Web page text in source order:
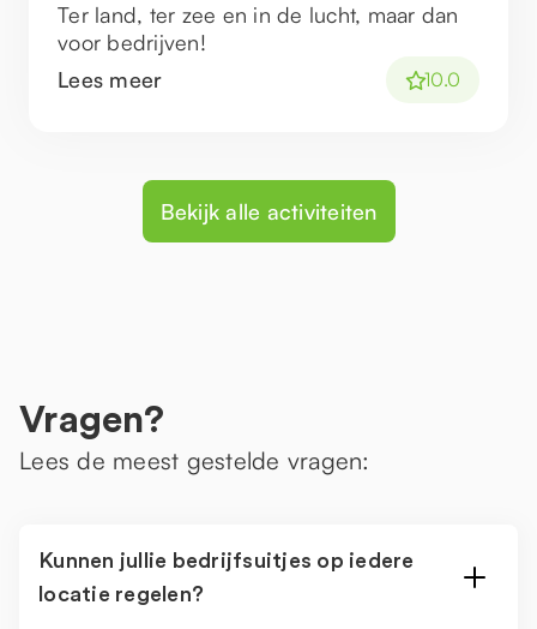
Ter land, ter zee en in de lucht, maar dan
voor bedrijven!
Lees meer
10.0
Bekijk alle activiteiten
Vragen?
Lees de meest gestelde vragen:
Kunnen jullie bedrijfsuitjes op iedere
locatie regelen?